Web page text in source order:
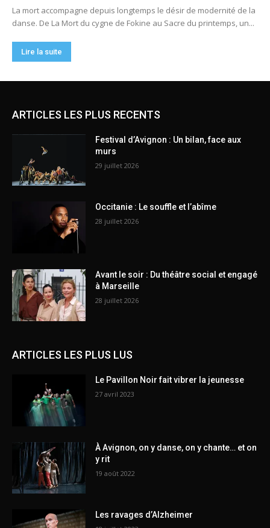
ARTICLES LES PLUS RECENTS
Festival d’Avignon : Un bilan, face aux
murs
29 juillet 2026
Occitanie : Le souffle et l’abîme
28 juillet 2026
Avant le soir : Du théâtre social et engagé
à Marseille
28 juillet 2026
ARTICLES LES PLUS LUS
Le Pavillon Noir fait vibrer la jeunesse
27 avril 2023
À Avignon, on y danse, on y chante… et on
y rit
19 août 2022
Les ravages d’Alzheimer